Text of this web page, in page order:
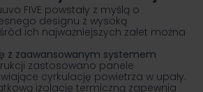
FIVE powstały z myślą o
designu z wysoką
ich najważniejszych zalet można
z zaawansowanym systemem
zastosowano panele
cyrkulację powietrza w upały.
izolację termiczną zapewnia